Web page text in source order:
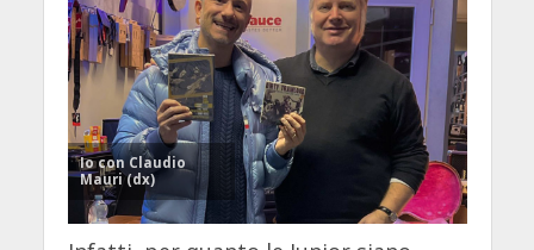
Io con Claudio
Mauri (dx)